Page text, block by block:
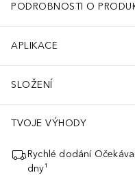
PODROBNOSTI O
APLIKACE
SLOŽENÍ
TVOJE VÝHODY
Rychlé dodání
dny¹